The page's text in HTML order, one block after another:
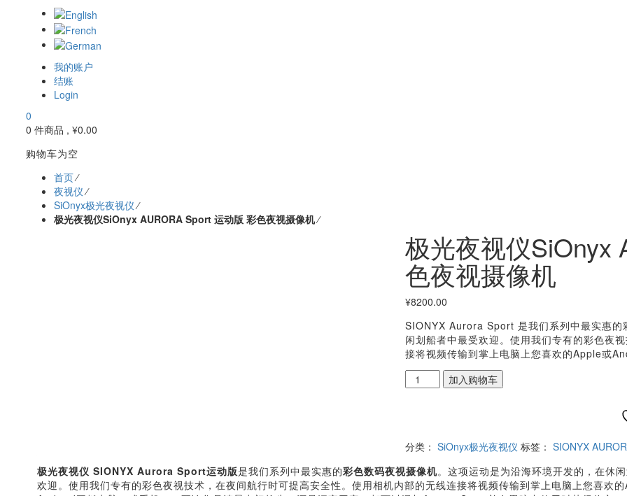
我的账户
结账
Login
0
0 件商品 , ¥0.00
购物车为空
首页⁄
夜视仪⁄
SiOnyx极光夜视仪⁄
极光夜视仪SiOnyx AURORA Sport 运动版 彩色夜视摄像机⁄
极光夜视仪SiOnyx
色夜视摄像机
¥8200.00
SIONYX Aurora Sport 是我们系列中最实惠的
闲划船者中最受欢迎。使用我们专有的彩色夜
接将视频传输到掌上电脑上您喜欢的Apple或
加入购物车
分类： SiOnyx极光夜视仪 标签： SIONYX
极光夜视仪 SIONYX Aurora Sport运动版是我们系列中最实惠的彩色数码夜视摄像机。这项运动是为沿海环境开发的，在休
欢迎。使用我们专有的彩色夜视技术，在夜间航行时可提高安全性。使用相机内部的无线连接将视频传输到掌上电脑上您喜欢